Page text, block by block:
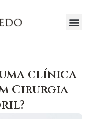
clínica
Cirurgia